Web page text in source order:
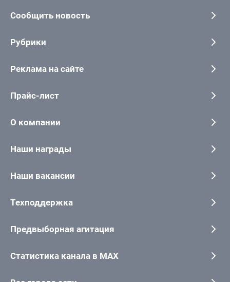
Сообщить новость
Рубрики
Реклама на сайте
Прайс-лист
О компании
Наши награды
Наши вакансии
Техподдержка
Предвыборная агитация
Статистика канала в MAX